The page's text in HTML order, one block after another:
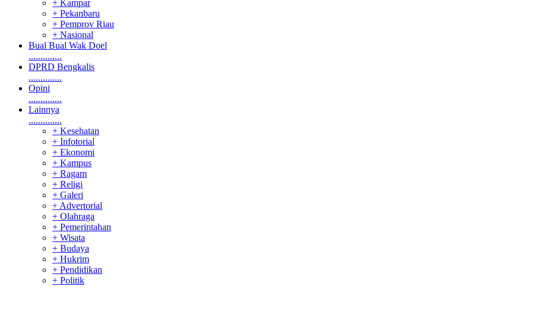
+ Kampar
+ Pekanbaru
+ Pemprov Riau
+ Nasional
Bual Bual Wak Doel
..............
DPRD Bengkalis
..............
Opini
..............
Lainnya
..............
+ Kesehatan
+ Infotorial
+ Ekonomi
+ Kampus
+ Ragam
+ Religi
+ Galeri
+ Advertorial
+ Olahraga
+ Pemerintahan
+ Wisata
+ Budaya
+ Hukrim
+ Pendidikan
+ Politik